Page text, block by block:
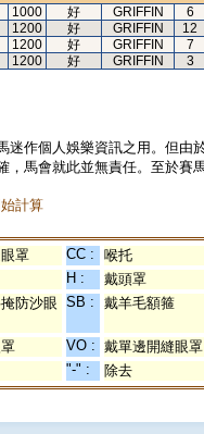
1000 好 GRIFFIN
6
1200 好 GRIFFIN
12
1200 好 GRIFFIN
7
1200 好 GRIFFIN 3
迷作個人娛樂資訊之用。但
，馬會就此並無責任。至於賽
計算
罩 CC :
喉托
H :
戴頭罩
防沙眼 SB : 戴羊毛額箍
VO : 戴單邊開縫眼罩
"-" : 除去